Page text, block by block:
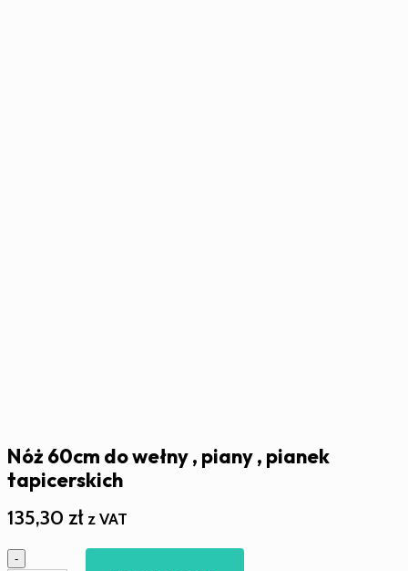
Nóż 60cm do wełny , piany , pianek
tapicerskich
135,30 zł z VAT
ilość
-